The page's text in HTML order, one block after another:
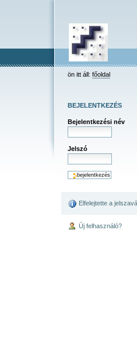
HEV
ön itt áll: főoldal
BEJELENTKEZÉS
Bejelentkezési név
Jelszó
Elfelejtette a
Új felhasználó?